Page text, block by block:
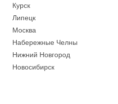
Курск
Липецк
Москва
Набережные Челны
Нижний Новгород
Новосибирск